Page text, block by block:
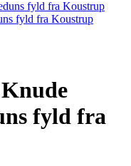
fyld fra Koustrup
fyld fra